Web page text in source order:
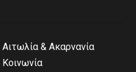
Αιτωλία & Ακαρνανία
Κοινωνία